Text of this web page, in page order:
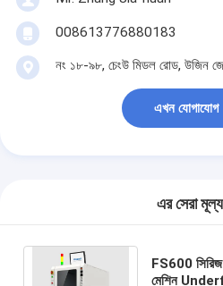
008613776880183
নং ১৮-৯৮, চেংউ মিডল রোড, উজিন
এখন যোগাযোগ
এর সেরা
FS600 সিরিজ
মেশিন